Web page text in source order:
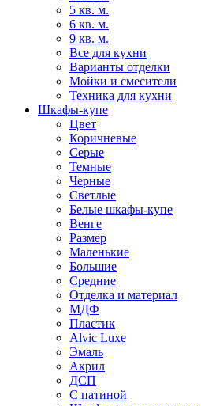
5 кв. м.
6 кв. м.
9 кв. м.
Все для кухни
Варианты отделки
Мойки и смесители
Техника для кухни
Шкафы-купе
Цвет
Коричневые
Серые
Темные
Черные
Светлые
Белые шкафы-купе
Венге
Размер
Маленькие
Большие
Средние
Отделка и материал
МДФ
Пластик
Alvic Luxe
Эмаль
Акрил
ДСП
С патиной